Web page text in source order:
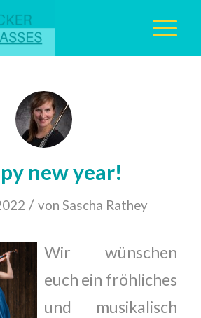
new year!
/ vonSascha Rathey
Wir wünschen
euch ein fröhliches
und musikalisch